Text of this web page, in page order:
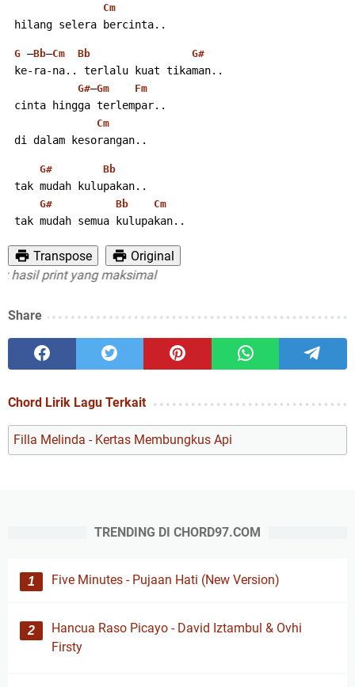
Cm
hilang selera bercinta..
G –Bb–Cm Bb G#
ke-ra-na.. terlalu kuat tikaman..
G#–Gm Fm
cinta hingga terlempar..
Cm
di dalam kesorangan..
G# Bb
tak mudah kulupakan..
G# Bb Cm
tak mudah semua kulupakan..
Transpose
Original
print yang maksimal
Share
Chord Lirik Lagu Terkait
Filla Melinda - Kertas Membungkus Api
TRENDING DI CHORD97.COM
Five Minutes - Pujaan Hati (New Version)
Hancua Raso Picayo - David Iztambul & Ovhi
Firsty